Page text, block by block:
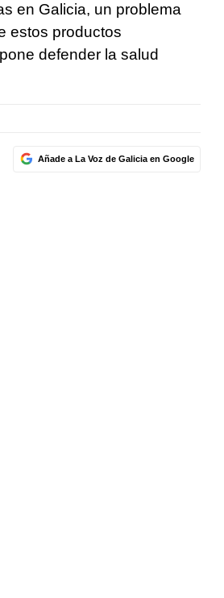
en Galicia, un problema
estos productos
defender la salud
Añade a La Voz de Galicia en Google